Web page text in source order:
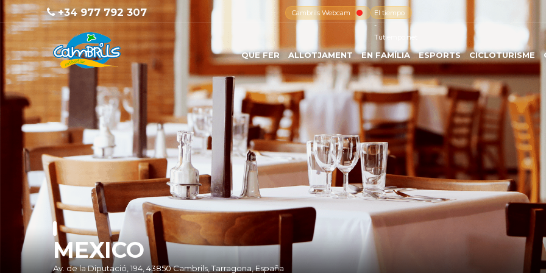
+34 977 792 307 Cambrils Webcam
El tiempo
-
Tutiempo.net
QUE FER ALLOTJAMENT EN FAMÍLIA ESPORTS CICLOTURISME
MEXICO
Av. de la Diputació, 194, 43850 Cambrils, Tarragona, España